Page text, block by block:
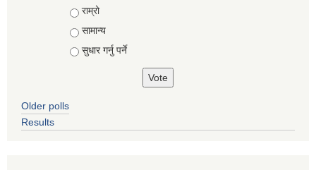
राम्रो
सामान्य
सुधार गर्नु पर्ने
Older polls
Results